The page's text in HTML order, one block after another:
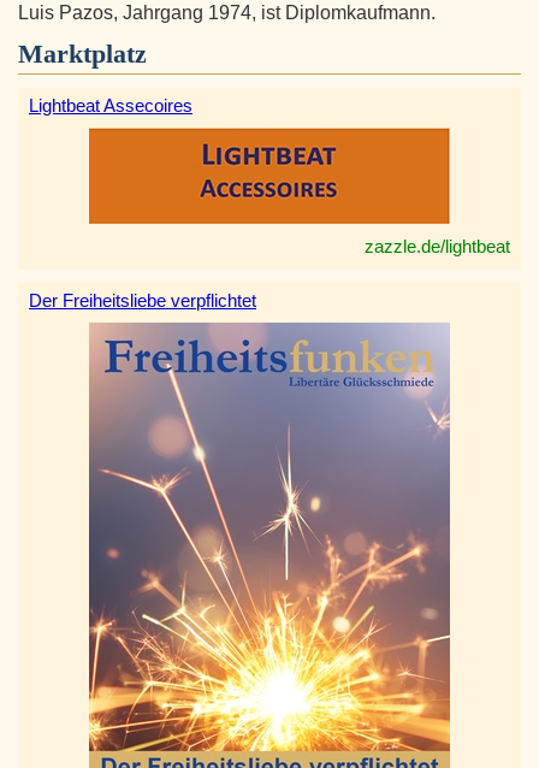
Luis Pazos, Jahrgang 1974, ist Diplomkaufmann.
Marktplatz
Lightbeat Assecoires
zazzle.de/lightbeat
Der Freiheitsliebe verpflichtet